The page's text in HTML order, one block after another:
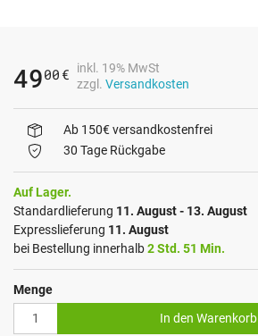
4900 €
inkl. 19% MwSt
zzgl. Versandkosten
Ab 150€ versandkostenfrei
30 Tage Rückgabe
Auf Lager.
Standardlieferung 11. August - 13. August
Expresslieferung 11. August
bei Bestellung innerhalb2 Std. 51 Min.
Menge
In den Warenkorb